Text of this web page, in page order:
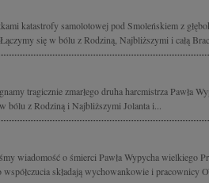
katastrofy samolotowej pod Smoleńskiem z
się w bólu z Rodziną, Najbliższymi i całą
tragicznie zmarłego druha harcmistrza Pawła
bólu z Rodziną i Najbliższymi Jolanta i...
wiadomość o śmierci Pawła Wypycha wielkiego
współczucia składają wychowankowie i pracownicy